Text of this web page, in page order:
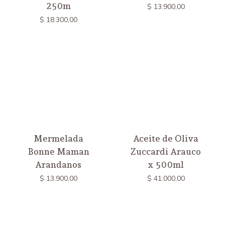
250m
$ 18.300,00
$ 13.900,00
Mermelada
Bonne Maman
Arandanos
$ 13.900,00
Aceite de Oliva
Zuccardi Arauco
x 500ml
$ 41.000,00